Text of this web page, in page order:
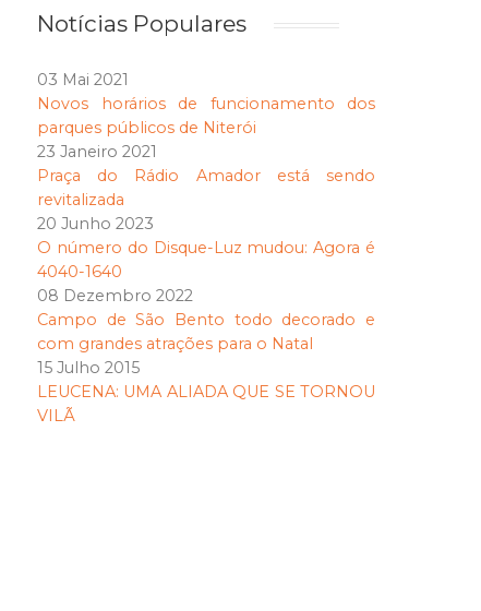
Notícias Populares
03 Mai 2021
Novos horários de funcionamento dos
parques públicos de Niterói
23 Janeiro 2021
Praça do Rádio Amador está sendo
revitalizada
20 Junho 2023
O número do Disque-Luz mudou: Agora é
4040-1640
08 Dezembro 2022
Campo de São Bento todo decorado e
com grandes atrações para o Natal
15 Julho 2015
LEUCENA: UMA ALIADA QUE SE TORNOU
VILÃ